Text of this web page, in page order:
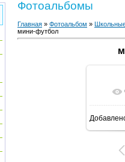
Фотоальбомы
Главная » Фотоальбом »
мини-футбол